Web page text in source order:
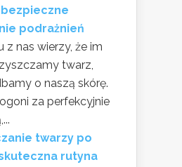
podrażnień
z nas wierzy, że im
twarz,
o naszą skórę.
za perfekcyjnie
twarzy po
rutyna